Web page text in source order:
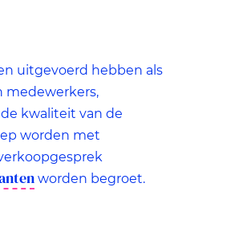
uitgevoerd hebben als
medewerkers,
kwaliteit van de
worden met
worden begroet.